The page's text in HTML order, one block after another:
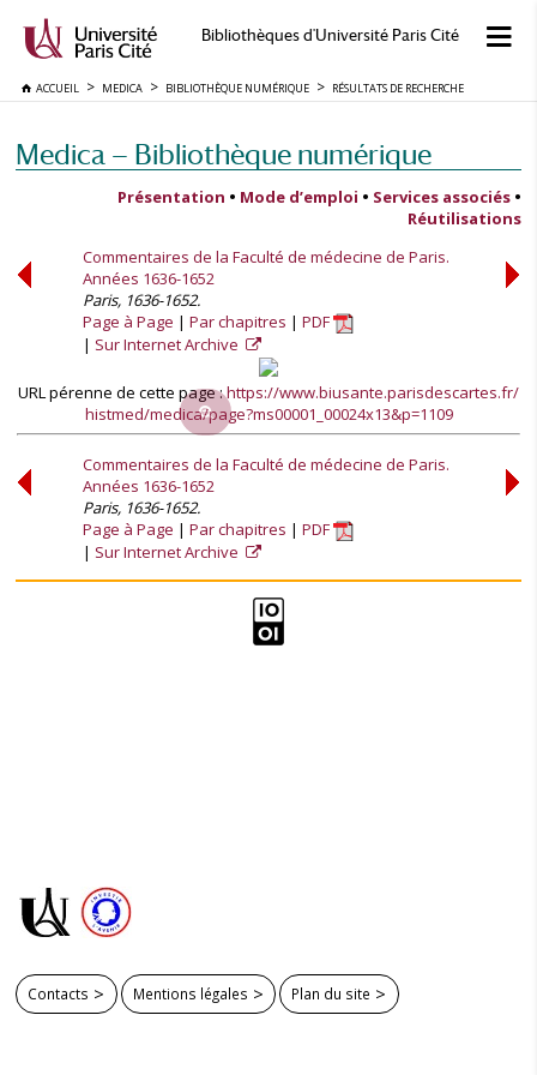
Bibliothèques d'Université Paris Cité
ACCUEIL MEDICA BIBLIOTHÈQUE NUMÉRIQUE RÉSULTATS DE RECHERCHE
Medica — Bibliothèque numérique
Présentation • Mode d’emploi • Services associés •
Réutilisations
Commentaires de la Faculté de médecine de Paris.
Années 1636-1652
Paris, 1636-1652.
Page à Page
Par chapitres
PDF
Sur Internet Archive
URL pérenne de cette page :https://www.biusante.parisdescartes.fr/
histmed/medica/page?ms00001_00024x13&p=1109
Commentaires de la Faculté de médecine de Paris.
Années 1636-1652
Paris, 1636-1652.
Page à Page
Par chapitres
PDF
Sur Internet Archive
Contacts Mentions légales Plan du site